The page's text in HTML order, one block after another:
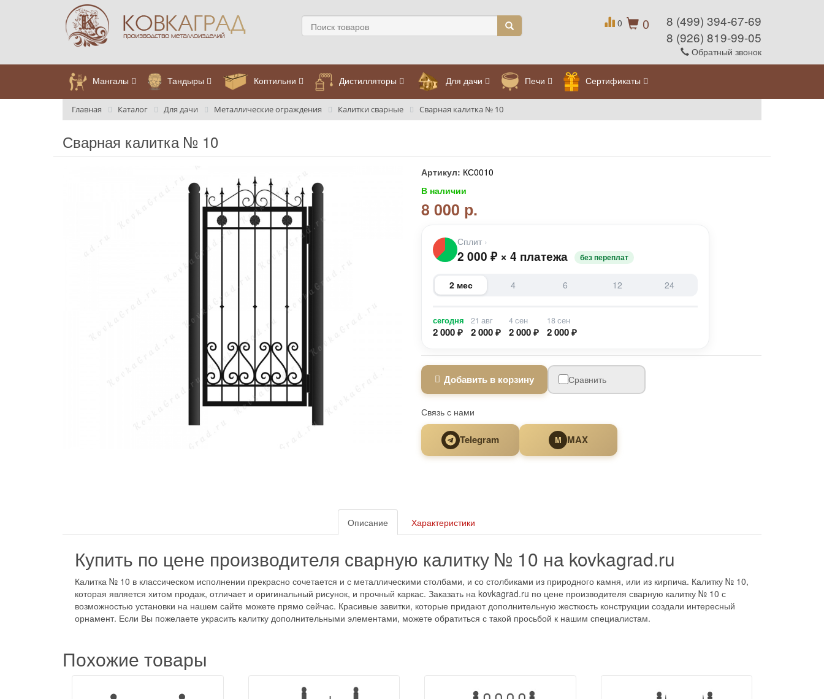
0
0
8 (499) 394-67-69
8 (926) 819-99-05
Обратный звонок
Мангалы Тандыры Коптильни Дистилляторы Для дачи Печи Сертификаты
Главная Каталог Для дачи Металлические ограждения Калитки сварные Сварная калитка № 10
Сварная калитка № 10
Артикул: КС0010
В наличии
8 000 р.
Сплит ›
2 000 ₽ × 4 платежа без переплат
2 мес 4 6 12 24
сегодня
2 000 ₽
21 авг
2 000 ₽
4 сен
2 000 ₽
18 сен
2 000 ₽
Добавить в корзину Сравнить
Связь с нами
Telegram M MAX
Описание Характеристики
Купить по цене производителя сварную калитку № 10 на kovkagrad.ru
Калитка № 10 в классическом исполнении прекрасно сочетается и с металлическими столбами, и со столбиками из природного камня, или из кирпича. Калитку № 10,
которая является хитом продаж, отличает и оригинальный рисунок, и прочный каркас. Заказать на kovkagrad.ru по цене производителя сварную калитку № 10 с
возможностью установки на нашем сайте можете прямо сейчас. Красивые завитки, которые придают дополнительную жесткость конструкции создали интересный
орнамент. Если Вы пожелаете украсить калитку дополнительными элементами, можете обратиться с такой просьбой к нашим специалистам.
Похожие товары